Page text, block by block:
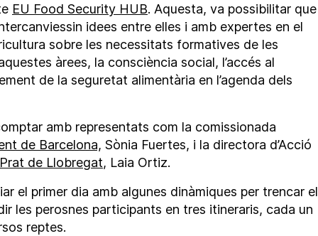
EU Food Security HUB. Aquesta, va possibilitar que
idees entre elles i amb expertes en el
sobre les necessitats formatives de les
àrees, la consciència social, l’accés al
de la seguretat alimentària en l’agenda dels
amb representats com la comissionada
de Barcelona, Sònia Fuertes, i la directora d’Acció
de Llobregat, Laia Ortiz.
el primer dia amb algunes dinàmiques per trencar el
les perosnes participants en tres itineraris, cada un
reptes.